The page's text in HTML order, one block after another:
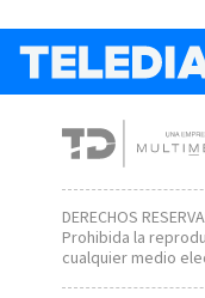
DERECHOS
Prohibida la
cualquier medio